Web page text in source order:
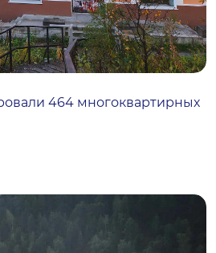
464 многоквартирных